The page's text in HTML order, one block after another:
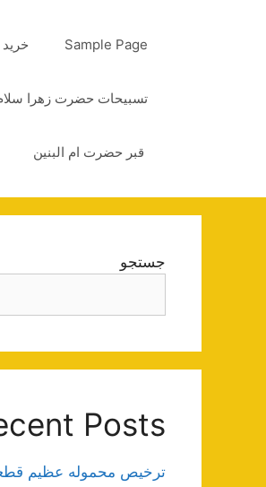
Sample Page
تسبیحات حضرت زهرا
قبر حضرت ام البنین
جستجو
Posts
ترخیص محموله عظیم